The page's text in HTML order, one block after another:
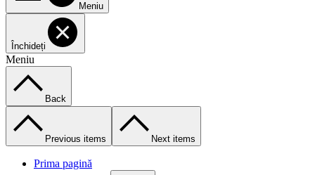
Meniu
Închideți
Meniu
Back
Previous items Next items
Prima pagină